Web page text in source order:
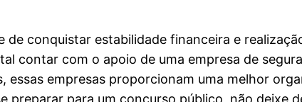
conquistar estabilidade financeira e
contar com o apoio de uma empresa de
empresas proporcionam uma melhor
para um concurso público, não deixe